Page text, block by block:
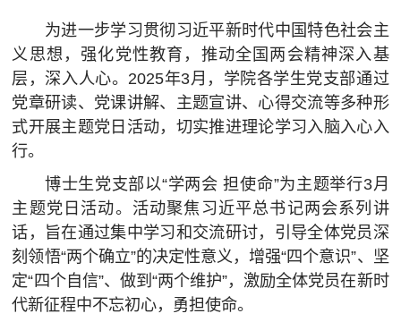
专题学习
学习资料
为进一步学习贯彻习近平新时代中国特色社会主
义思想，强化党性教育，推动全国两会精神深入基
层，深入人心。2025年3月，学院各学生党支部通过
党章研读、党课讲解、主题宣讲、心得交流等多种形
式开展主题党日活动，切实推进理论学习入脑入心入
行。
博士生党支部以“学两会 担使命”为主题举行3月
主题党日活动。活动聚焦习近平总书记两会系列讲
话，旨在通过集中学习和交流研讨，引导全体党员深
刻领悟“两个确立”的决定性意义，增强“四个意识”、坚
定“四个自信”、做到“两个维护”，激励全体党员在新时
代新征程中不忘初心，勇担使命。